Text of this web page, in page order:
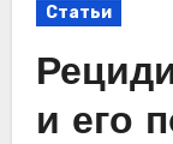
Статьи
и его